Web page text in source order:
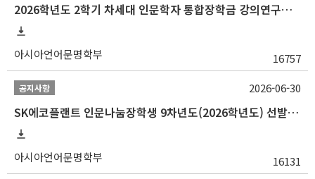
2026학년도 2학기 차세대 인문학자 통합장학금 강의연구조교 선발 안내(~7/8)
아시아언어문명학부 16757
공지사항
SK에코플랜트 인문나눔장학생 9차년도(2026학년도) 선발 안내(~7/20)
아시아언어문명학부 16131
2026-06-30